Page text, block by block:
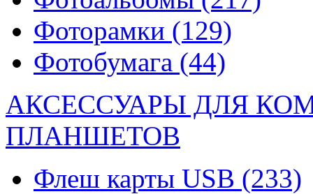
Фоторамки (129)
Фотобумага (44)
АКСЕССУАРЫ ДЛЯ
ПЛАНШЕТОВ
Флеш карты USB (233)